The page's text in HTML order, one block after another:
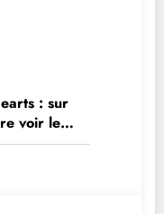
: sur
voir le